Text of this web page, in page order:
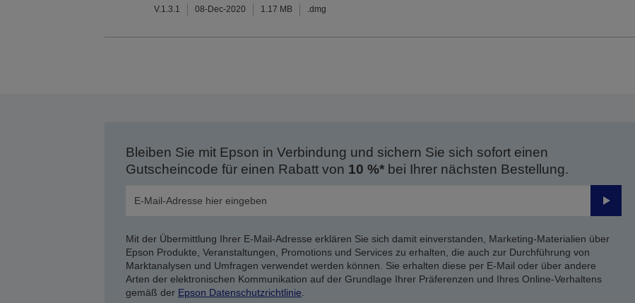
V.1.3.1 08-Dec-2020 1.17 MB .dmg
Bleiben Sie mit Epson in Verbindung und sichern Sie sich sofort einen
Gutscheincode für einen Rabatt von 10 %*bei Ihrer nächsten Bestellung.
Senden
Mit der Übermittlung Ihrer E-Mail-Adresse erklären Sie sich damit einverstanden, Marketing-Materialien über
Epson Produkte, Veranstaltungen, Promotions und Services zu erhalten, die auch zur Durchführung von
Marktanalysen und Umfragen verwendet werden können. Sie erhalten diese per E-Mail oder über andere
Arten der elektronischen Kommunikation auf der Grundlage Ihrer Präferenzen und Ihres Online-Verhaltens
gemäß der Epson Datenschutzrichtlinie.